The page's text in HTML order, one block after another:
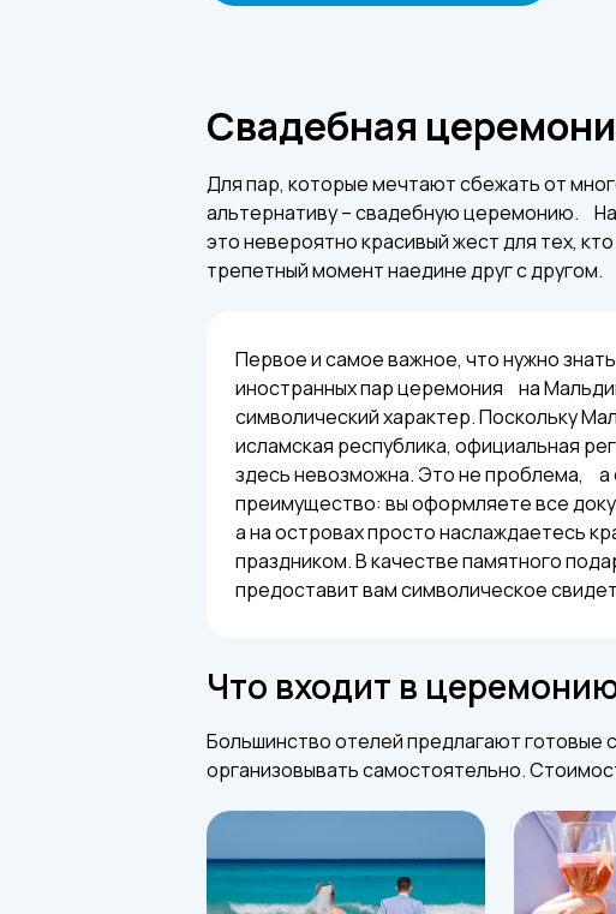
Свадебная
Для пар, которые мечтают сбежать от
альтернативу – свадебную церемонию. На
это невероятно красивый жест для тех,
трепетный момент наедине друг с другом.
Первое и самое важное, что нужно
иностранных пар церемония на
символический характер. Поскольку
исламская республика, официальная
здесь невозможна. Это не проблема, а
преимущество: вы оформляете все
а на островах просто наслаждаетесь
праздником. В качестве памятного
предоставит вам символическое
Что входит в
Большинство отелей предлагают готовые
организовывать самостоятельно.